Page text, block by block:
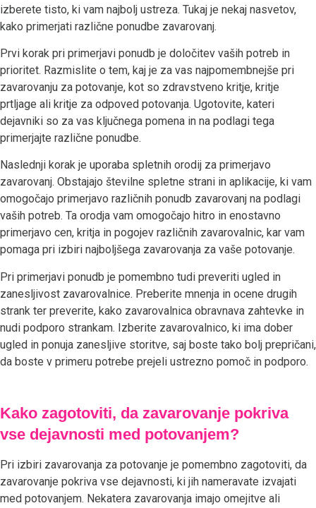
izberete tisto, ki vam najbolj ustreza. Tukaj je nekaj nasvetov,
kako primerjati različne ponudbe zavarovanj.
Prvi korak pri primerjavi ponudb je določitev vaših potreb in
prioritet. Razmislite o tem, kaj je za vas najpomembnejše pri
zavarovanju za potovanje, kot so zdravstveno kritje, kritje
prtljage ali kritje za odpoved potovanja. Ugotovite, kateri
dejavniki so za vas ključnega pomena in na podlagi tega
primerjajte različne ponudbe.
Naslednji korak je uporaba spletnih orodij za primerjavo
zavarovanj. Obstajajo številne spletne strani in aplikacije, ki vam
omogočajo primerjavo različnih ponudb zavarovanj na podlagi
vaših potreb. Ta orodja vam omogočajo hitro in enostavno
primerjavo cen, kritja in pogojev različnih zavarovalnic, kar vam
pomaga pri izbiri najboljšega zavarovanja za vaše potovanje.
Pri primerjavi ponudb je pomembno tudi preveriti ugled in
zanesljivost zavarovalnice. Preberite mnenja in ocene drugih
strank ter preverite, kako zavarovalnica obravnava zahtevke in
nudi podporo strankam. Izberite zavarovalnico, ki ima dober
ugled in ponuja zanesljive storitve, saj boste tako bolj prepričani,
da boste v primeru potrebe prejeli ustrezno pomoč in podporo.
Kako zagotoviti, da zavarovanje pokriva
vse dejavnosti med potovanjem?
Pri izbiri zavarovanja za potovanje je pomembno zagotoviti, da
zavarovanje pokriva vse dejavnosti, ki jih nameravate izvajati
med potovanjem. Nekatera zavarovanja imajo omejitve ali